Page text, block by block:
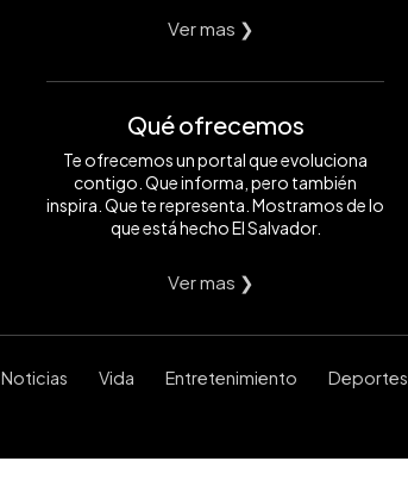
Ver mas ❯
Qué ofrecemos
Te ofrecemos un portal que evoluciona
contigo. Que informa, pero también
inspira. Que te representa. Mostramos de lo
que está hecho El Salvador.
Ver mas ❯
Noticias Vida Entretenimiento Deportes